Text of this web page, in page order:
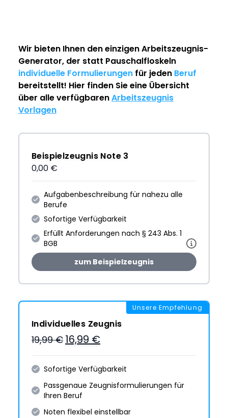
Wir bieten Ihnen den einzigenArbeitszeugnis-
Generator, der statt Pauschalfloskeln
individuelle Formulierungen für jeden Beruf
bereitstellt! Hier finden Sie eine Übersicht
über alle verfügbarenArbeitszeugnis
Vorlagen
Beispielzeugnis Note 3
0,00 €
Aufgabenbeschreibung für nahezu alle
Berufe
Sofortige Verfügbarkeit
Erfüllt Anforderungen nach § 243 Abs. 1
BGB
zum Beispielzeugnis
Unsere Empfehlung
Individuelles Zeugnis
19,99 € 16,99 €
Sofortige Verfügbarkeit
Passgenaue Zeugnis­formulie­rungen für
Ihren Beruf
Noten flexibel einstellbar